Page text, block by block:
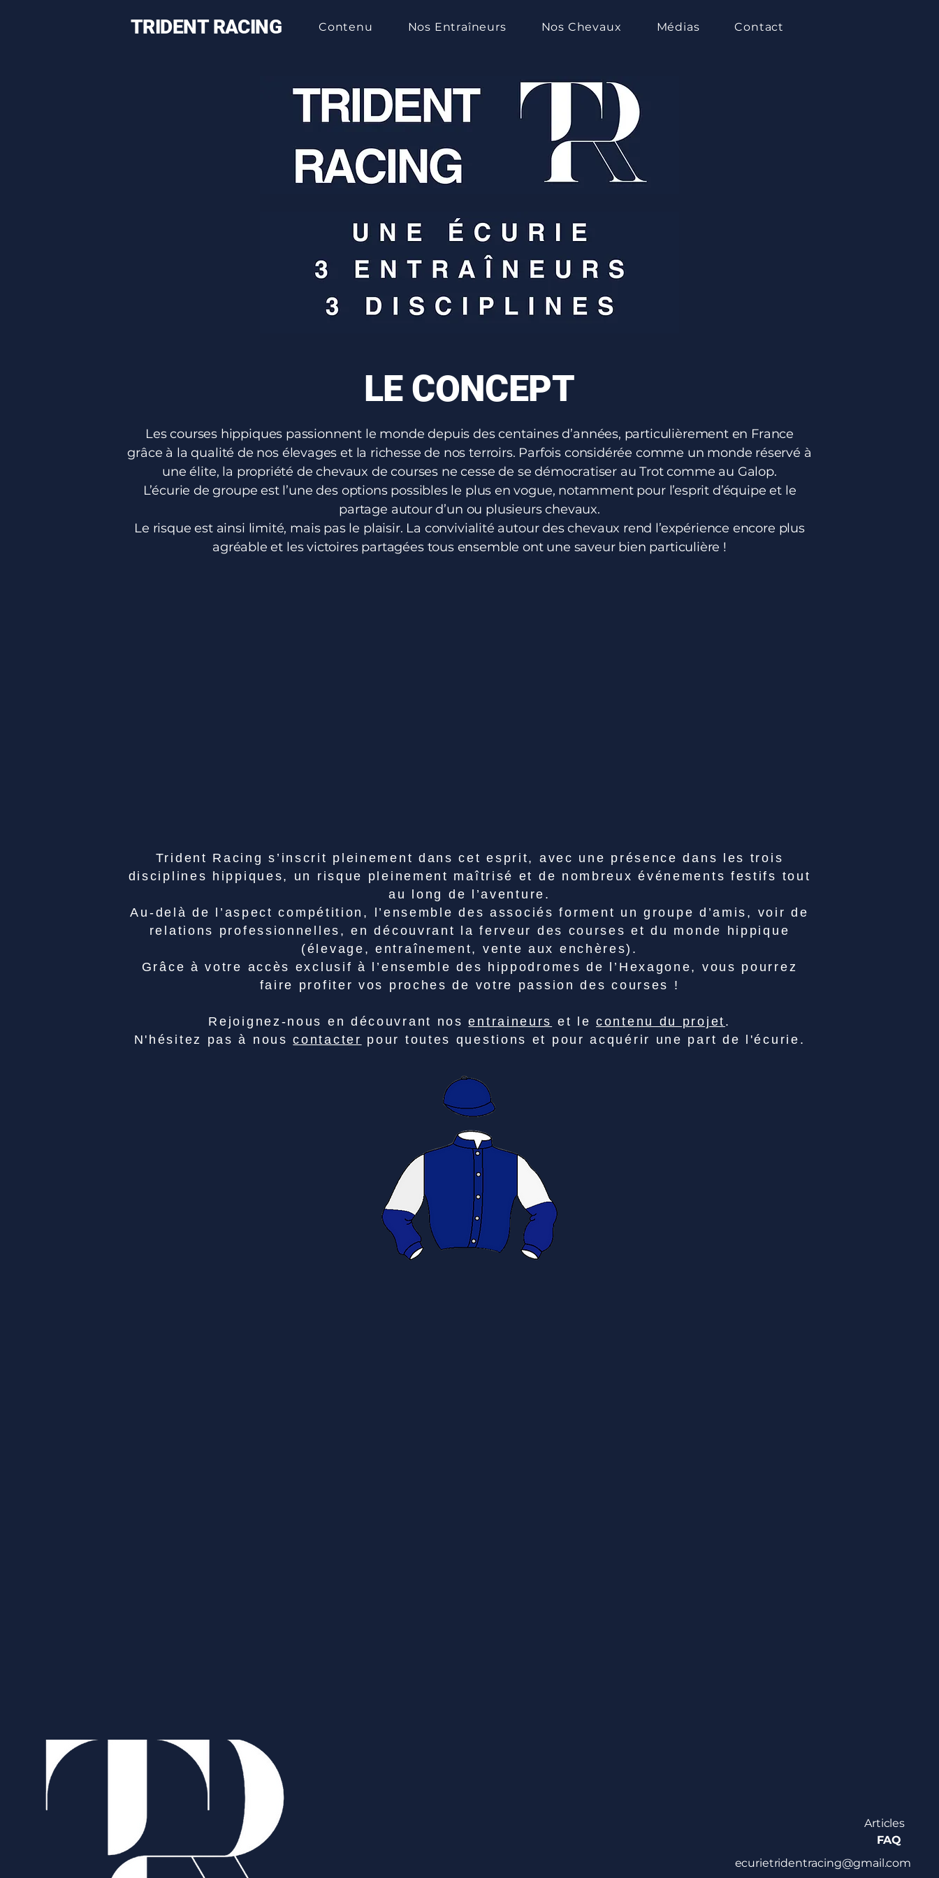
TRIDENT RACING Contenu Nos Entraîneurs Nos Chevaux Médias Contact
LE CONCEPT
Les courses hippiques passionnent le monde depuis des centaines d’années, particulièrement en France
grâce à la qualité de nos élevages et la richesse de nos terroirs. Parfois considérée comme un monde réservé à
une élite, la propriété de chevaux de courses ne cesse de se démocratiser au Trot comme au Galop.
L’écurie de groupe est l’une des options possibles le plus en vogue, notamment pour l’esprit d’équipe et le
partage autour d’un ou plusieurs chevaux.
Le risque est ainsi limité, mais pas le plaisir. La convivialité autour des chevaux rend l’expérience encore plus
agréable et les victoires partagées tous ensemble ont une saveur bien particulière !
Trident Racing s’inscrit pleinement dans cet esprit, avec une présence dans les trois
disciplines hippiques, un risque pleinement maîtrisé et de nombreux événements festifs tout
au long de l’aventure.
Au-delà de l’aspect compétition, l’ensemble des associés forment un groupe d’amis, voir de
relations professionnelles, en découvrant la ferveur des courses et du monde hippique
(élevage, entraînement, vente aux enchères).
Grâce à votre accès exclusif à l’ensemble des hippodromes de l’Hexagone, vous pourrez
faire profiter vos proches de votre passion des courses !
Rejoignez-nous en découvrant nosentraineurs et lecontenu du projet .
N'hésitez pas à nouscontacter pour toutes questions et pour acquérir une part de l'écurie.
Articles
FAQ
ecurietridentracing@gmail.com